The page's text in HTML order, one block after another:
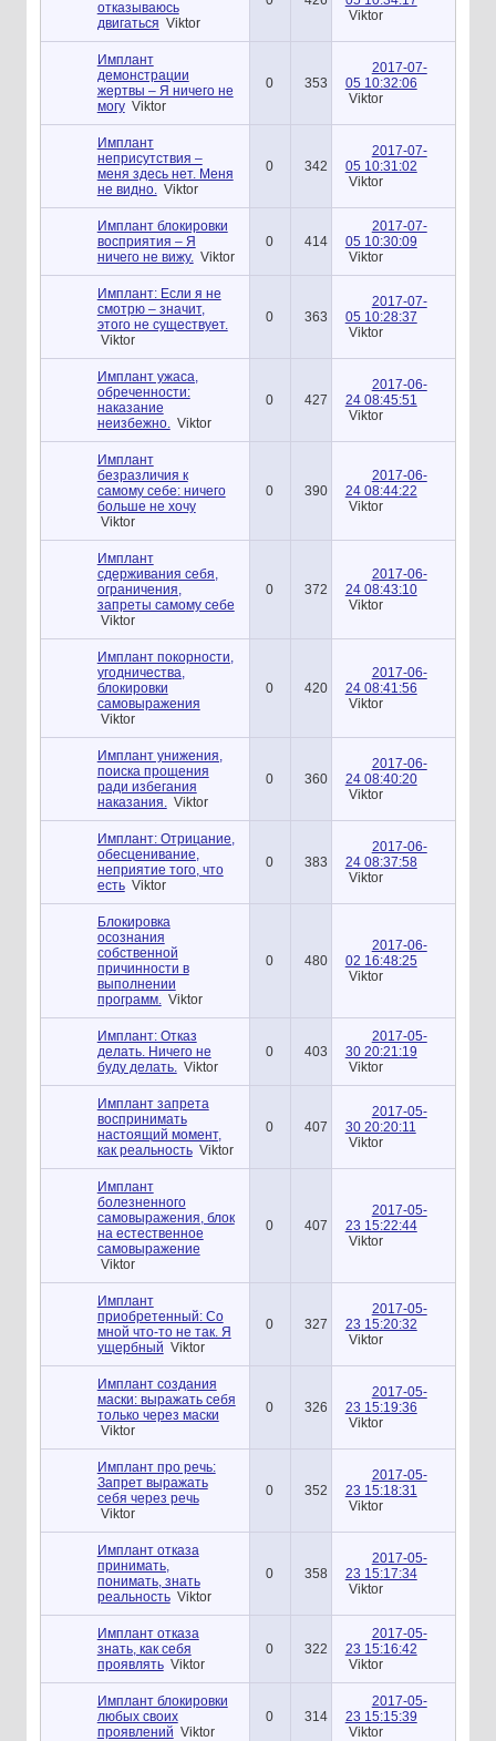
отказываюсь
двигаться Viktor
Viktor
Имплант
демонстрации
жертвы – Я ничего не
могу Viktor
0 353
2017-07-
05 10:32:06
Viktor
Имплант
неприсутствия –
меня здесь нет. Меня
не видно.
Viktor
0 342
2017-07-
05 10:31:02
Viktor
Имплант блокировки
восприятия – Я
ничего не вижу. Viktor
0 414
2017-07-
05 10:30:09
Viktor
Имплант: Если я не
смотрю – значит,
этого не существует.
Viktor
0 363
2017-07-
05 10:28:37
Viktor
Имплант ужаса,
обреченности:
наказание
неизбежно.
Viktor
0 427
2017-06-
24 08:45:51
Viktor
Имплант
безразличия к
самому себе: ничего
больше не хочу
Viktor
0 390
2017-06-
24 08:44:22
Viktor
Имплант
сдерживания себя,
ограничения,
запреты самому себе
Viktor
0 372
2017-06-
24 08:43:10
Viktor
Имплант покорности,
угодничества,
блокировки
самовыражения
Viktor
0 420
2017-06-
24 08:41:56
Viktor
Имплант унижения,
поиска прощения
ради избегания
наказания.
Viktor
0 360
2017-06-
24 08:40:20
Viktor
Имплант: Отрицание,
обесценивание,
неприятие того, что
есть Viktor
0 383
2017-06-
24 08:37:58
Viktor
Блокировка
осознания
собственной
причинности в
выполнении
программ.
Viktor
0 480
2017-06-
02 16:48:25
Viktor
Имплант: Отказ
делать. Ничего не
буду делать.
Viktor
0 403
2017-05-
30 20:21:19
Viktor
Имплант запрета
воспринимать
настоящий момент,
как реальность Viktor
0 407
2017-05-
30 20:20:11
Viktor
Имплант
болезненного
самовыражения, блок
на естественное
самовыражение
Viktor
0 407
2017-05-
23 15:22:44
Viktor
Имплант
приобретенный: Со
мной что-то не так. Я
ущербный Viktor
0 327
2017-05-
23 15:20:32
Viktor
Имплант создания
маски: выражать себя
только через маски
Viktor
0 326
2017-05-
23 15:19:36
Viktor
Имплант про речь:
Запрет выражать
себя через речь
Viktor
0 352
2017-05-
23 15:18:31
Viktor
Имплант отказа
принимать,
понимать, знать
реальность Viktor
0 358
2017-05-
23 15:17:34
Viktor
Имплант отказа
знать, как себя
проявлять Viktor
0 322
2017-05-
23 15:16:42
Viktor
Имплант блокировки
любых своих
проявлений Viktor
0 314
2017-05-
23 15:15:39
Viktor